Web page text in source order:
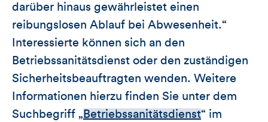
darüber hinaus gewährleistet einen
reibungslosen Ablauf bei Abwesenheit.“
Interessierte können sich an den
Betriebssanitätsdienst oder den zuständigen
Sicherheitsbeauftragten wenden. Weitere
Informationen hierzu finden Sie unter dem
Suchbegriff „ Betriebssanitätsdienst“ im